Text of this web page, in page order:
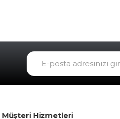
Müşteri Hizmetleri